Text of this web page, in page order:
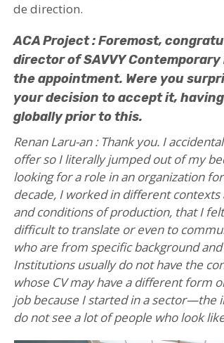
de direction.
ACA Project : Foremost,
director of SAVVY
the appointment. Were you
your decision to accept it,
globally prior to this.
Renan Laru-an : Thank you. I
offer so I literally jumped out of my
looking for a role in an organization
decade, I worked in different
and conditions of production, that I
difficult to translate or even to
who are from specific background
Institutions usually do not have the
whose CV may have a different form
job because I started in a
do not see a lot of people who look